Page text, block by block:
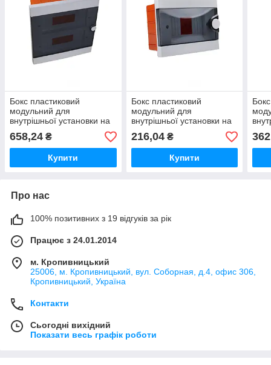
Бокс пластиковий
модульний для
внутрішньої установки на
24 модулів IP20
658,24 ₴
Купити
Бокс пластиковий
модульний для
внутрішньої установки на
2-6 модулів IP20
216,04₴
Купити
12
Про нас
100% позитивних з 19 відгуків за рік
Працює з 24.01.2014
м. Кропивницький
25006, м. Кропивницький, вул. Соборная, д.4, офис 306,
Кропивницький, Україна
Контакти
Сьогодні вихідний
Показати весь графік роботи